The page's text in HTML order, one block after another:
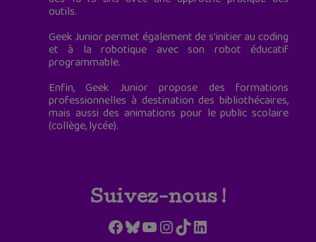
outils.
Geek Junior permet également de s'initier au coding
et à la robotique avec son robot éducatif
programmable.
Enfin, Geek Junior propose des formations
professionnelles à destination des bibliothécaires,
mais aussi des animations pour le public scolaire
(collège, lycée).
Suivez-nous !
Facebook
Bluesky
YouTube
Instagram
TikTokLinkedIn